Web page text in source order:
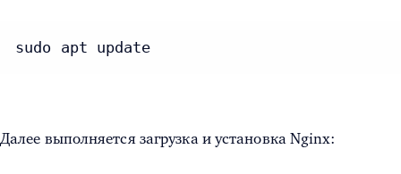
sudo apt update
Далее выполняется загрузка и установка Nginx: